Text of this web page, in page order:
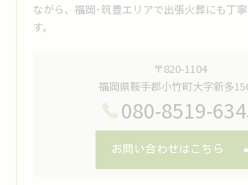
ながら、福岡･筑豊エリアで出張火葬にも丁
す。
〒820-1104
福岡県鞍手郡小竹町大字新多
080-8519-
お問い合わせはこちら